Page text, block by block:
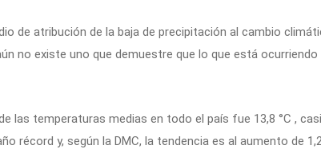
de atribución de la baja de precipitación al cambio
no existe uno que demuestre que lo que está
las temperaturas medias en todo el país fue 13,8 °C ,
récord y, según la DMC, la tendencia es al aumento de